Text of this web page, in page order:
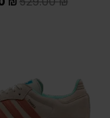
NIKE DUNK
NIKE DUNK KIDS